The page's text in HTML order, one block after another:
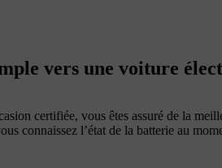
vers une voiture
certifiée, vous êtes assuré de la
connaissez l’état de la batterie au